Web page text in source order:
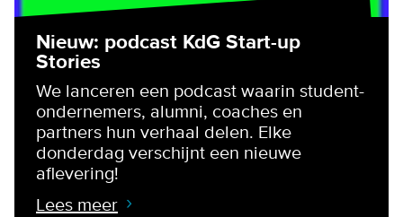
Nieuw: podcast KdG Start-up
Stories
We lanceren een podcast waarin student-
ondernemers, alumni, coaches en
partners hun verhaal delen. Elke
donderdag verschijnt een nieuwe
aflevering!
Lees meer